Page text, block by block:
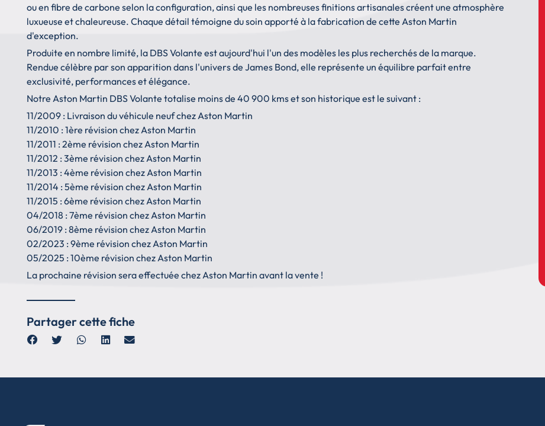
ou en fibre de carbone selon la configuration, ainsi que les nombreuses finitions artisanales créent une atmosphère
luxueuse et chaleureuse. Chaque détail témoigne du soin apporté à la fabrication de cette Aston Martin
d'exception.
Produite en nombre limité, la DBS Volante est aujourd'hui l'un des modèles les plus recherchés de la marque.
Rendue célèbre par son apparition dans l'univers de James Bond, elle représente un équilibre parfait entre
exclusivité, performances et élégance.
Notre Aston Martin DBS Volante totalise moins de 40 900 kms et son historique est le suivant :
11/2009 : Livraison du véhicule neuf chez Aston Martin
11/2010 : 1ère révision chez Aston Martin
11/2011 : 2ème révision chez Aston Martin
11/2012 : 3ème révision chez Aston Martin
11/2013 : 4ème révision chez Aston Martin
11/2014 : 5ème révision chez Aston Martin
11/2015 : 6ème révision chez Aston Martin
04/2018 : 7ème révision chez Aston Martin
06/2019 : 8ème révision chez Aston Martin
02/2023 : 9ème révision chez Aston Martin
05/2025 : 10ème révision chez Aston Martin
La prochaine révision sera effectuée chez Aston Martin avant la vente !
Partager cette fiche